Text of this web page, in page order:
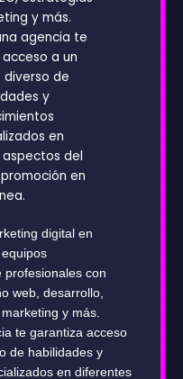
digital en
profesionales con
web, desarrollo,
y más.
te garantiza acceso
de habilidades y
en diferentes